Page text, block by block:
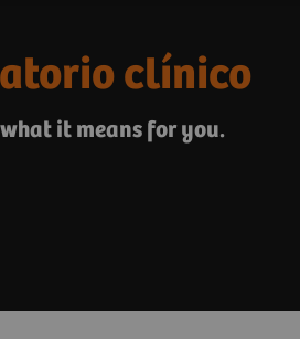
clínico
it means for you.